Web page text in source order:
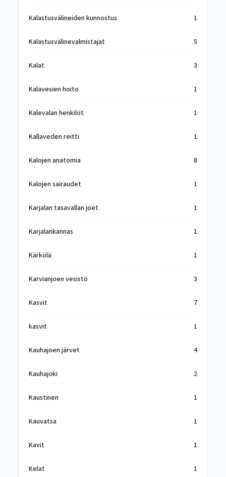
Kalastusvälineiden kunnostus 1
Kalastusvälinevalmistajat 5
Kalat 3
Kalavesien hoito 1
Kalevalan henkilöt 1
Kallaveden reitti 1
Kalojen anatomia 8
Kalojen sairaudet 1
Karjalan tasavallan joet 1
Karjalankannas 1
Kärkölä 1
Karvianjoen vesistö 3
Kasvit 7
kasvit 1
Kauhajoen järvet 4
Kauhajoki 2
Kaustinen 1
Kauvatsa 1
Kavit 1
Kelat 1